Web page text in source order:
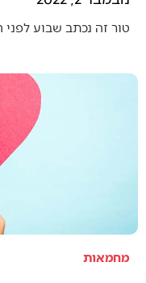
טור זה נכתב שבוע לפני
מחמאות